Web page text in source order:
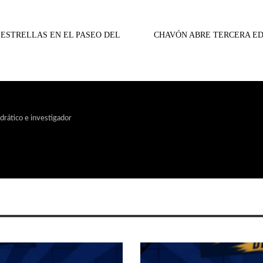
EN EL PASEO DEL CHAVÓN ABRE TERCERA
e investigador